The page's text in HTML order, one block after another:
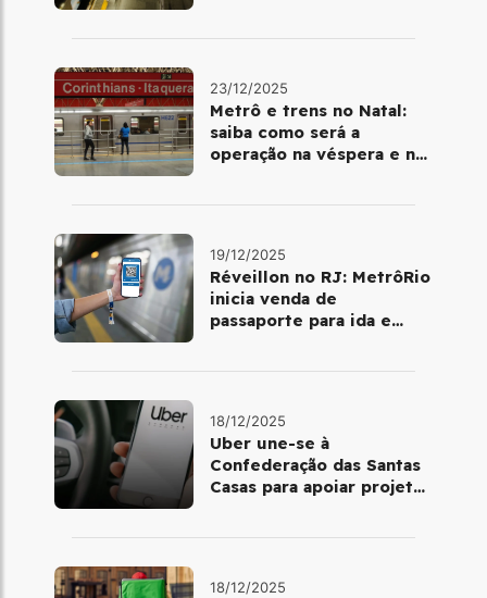
23/12/2025
Metrô e trens no Natal:
saiba como será a
operação na véspera e no
19/12/2025
Réveillon no RJ: MetrôRio
inicia venda de
passaporte para ida e
18/12/2025
Uber une-se à
Confederação das Santas
Casas para apoiar projetos
18/12/2025